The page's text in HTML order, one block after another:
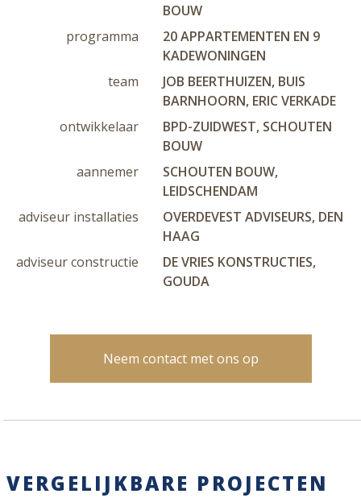
BOUW
programma
20 APPARTEMENTEN EN 9
KADEWONINGEN
team
JOB BEERTHUIZEN, BUIS
BARNHOORN, ERIC VERKADE
ontwikkelaar
BPD-ZUIDWEST, SCHOUTEN
BOUW
aannemer
SCHOUTEN BOUW,
LEIDSCHENDAM
adviseur installaties
OVERDEVEST ADVISEURS, DEN
HAAG
adviseur constructie
DE VRIES KONSTRUCTIES,
GOUDA
Neem contact met ons op
VERGELIJKBARE PROJECTEN